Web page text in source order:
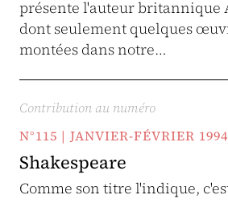
présente l'auteur britannique
dont seulement quelques
montées dans notre…
Contribution au numéro
N°115 | JANVIER-FÉVRIER 1994
Shakespeare
Comme son titre l'indique,